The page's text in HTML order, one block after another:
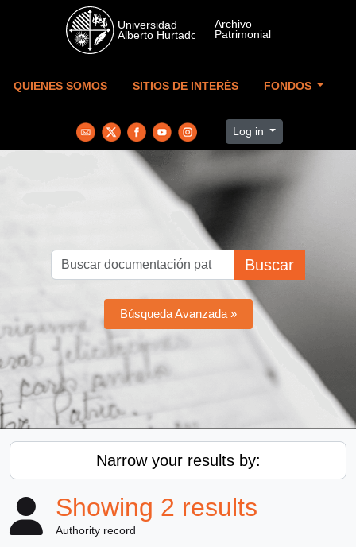
Skip to main content
QUIENES SOMOS SITIOS DE INTERÉS FONDOS
Log in
Buscar
Búsqueda Avanzada »
Narrow your results by:
Showing 2 results
Authority record